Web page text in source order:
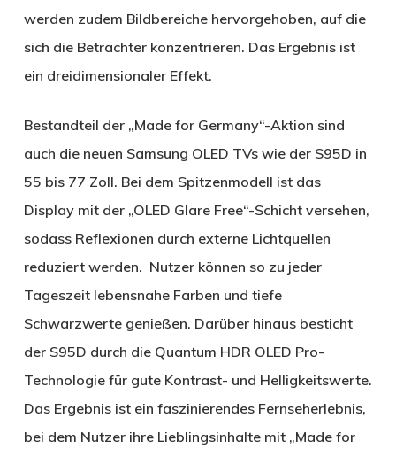
werden zudem Bildbereiche hervorgehoben, auf die
sich die Betrachter konzentrieren. Das Ergebnis ist
ein dreidimensionaler Effekt.
Bestandteil der „Made for Germany“-Aktion sind
auch die neuen Samsung OLED TVs wie der S95D in
55 bis 77 Zoll. Bei dem Spitzenmodell ist das
Display mit der „OLED Glare Free“-Schicht versehen,
sodass Reflexionen durch externe Lichtquellen
reduziert werden. Nutzer können so zu jeder
Tageszeit lebensnahe Farben und tiefe
Schwarzwerte genießen. Darüber hinaus besticht
der S95D durch die Quantum HDR OLED Pro-
Technologie für gute Kontrast- und Helligkeitswerte.
Das Ergebnis ist ein faszinierendes Fernseherlebnis,
bei dem Nutzer ihre Lieblingsinhalte mit „Made for